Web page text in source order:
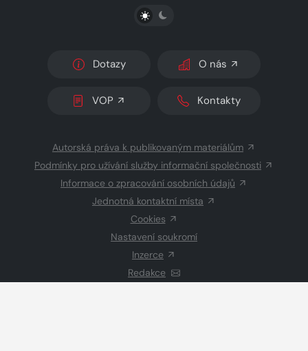
PŘEPNOUT SVĚTLÝ/TMAVÝ REŽIM
Dotazy O nás
VOP Kontakty
Autorská práva k publikovaným materiálům
Podmínky pro užívání služby informační společnosti
Informace o zpracování osobních údajů
Jednotná kontaktní místa
Cookies
Nastavení soukromí
Inzerce
Redakce